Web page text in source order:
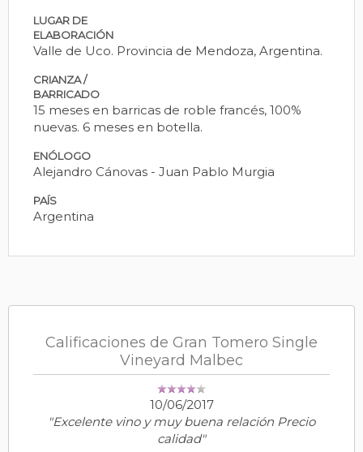
LUGAR DE
ELABORACIÓN
Valle de Uco. Provincia de Mendoza, Argentina.
CRIANZA /
BARRICADO
15 meses en barricas de roble francés, 100%
nuevas. 6 meses en botella.
ENÓLOGO
Alejandro Cánovas - Juan Pablo Murgia
PAÍS
Argentina
Calificaciones de Gran Tomero Single
Vineyard Malbec
10/06/2017
"Excelente vino y muy buena relación Precio
calidad"